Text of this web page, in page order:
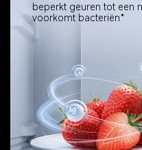
beperkt geuren tot een
voorkomt bacteriën*